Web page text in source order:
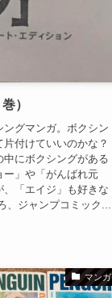
）
グマンガ。ボクシン
付けていいのかな？
にボクシングがある
ー」や「がんばれ元
「エイジ」も好きな
、ジャンプコミック...
マンガ